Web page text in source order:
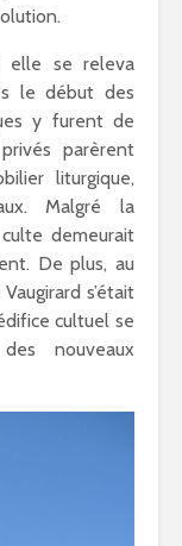
elle se releva
le début des
y furent de
parèrent
liturgique,
Malgré la
demeurait
De plus, au
s’était
cultuel se
nouveaux